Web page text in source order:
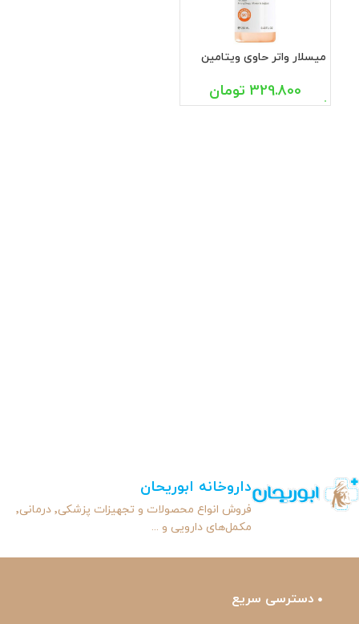
میسلار واتر حاوی ویتامین
329.800 تومان
داروخانه ابوریحان
فروش انواع محصولات و تجهیزات پزشکی٬ درمانی٬
مکمل‌های دارویی و ...
دسترسی سریع